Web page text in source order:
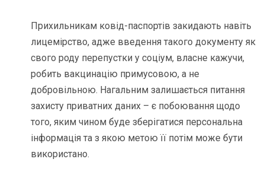
Прихильникам ковід-паспортів закидають навіть
лицемірство, адже введення такого документу як
свого роду перепустки у соціум, власне кажучи,
робить вакцинацію примусовою, а не
добровільною. Нагальним залишається питання
захисту приватних даних – є побоювання щодо
того, яким чином буде зберігатися персональна
інформація та з якою метою її потім може бути
використано.